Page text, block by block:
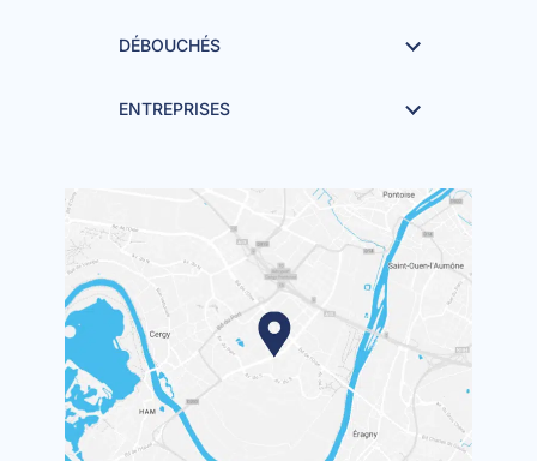
DÉBOUCHÉS
ENTREPRISES